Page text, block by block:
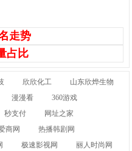
走势
占比
欣欣化工
山东欣烨生物
漫漫看
360游戏
秒支付
网址之家
商网
热播韩剧网
极速影视网
丽人时尚网